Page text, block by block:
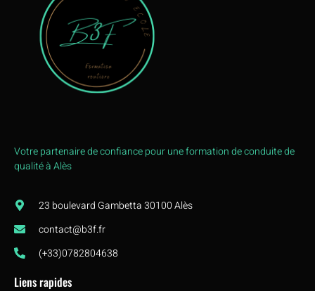
Votre partenaire de confiance pour une formation de conduite de
qualité à Alès
23 boulevard Gambetta 30100 Alès
contact@b3f.fr
(+33)0782804638
Liens rapides